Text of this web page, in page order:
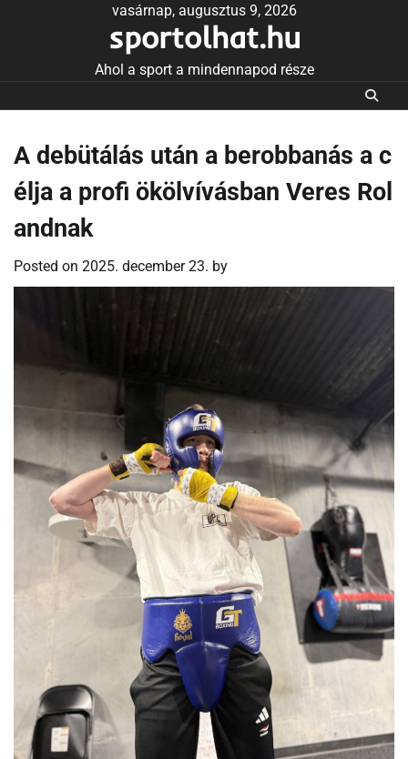
vasárnap, augusztus 9, 2026
sportolhat.hu
Ahol a sport a mindennapod része
A debütálás után a berobbanás a c
élja a profi ökölvívásban Veres Rol
andnak
Posted on 2025. december 23. by